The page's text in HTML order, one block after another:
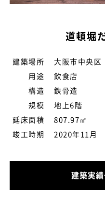
道頓堀
建築場所
大阪市中央区
用途
飲食店
構造
鉄骨造
規模
地上6階
延床面積
807.97㎡
竣工時期
2020年11月
建築実